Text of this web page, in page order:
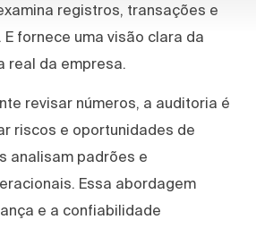
registros, transações e
fornece uma visão clara da
real da empresa.
revisar números, a auditoria é
riscos e oportunidades de
analisam padrões e
Essa abordagem
e a confiabilidade